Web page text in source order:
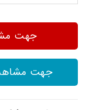
جهت
جهت